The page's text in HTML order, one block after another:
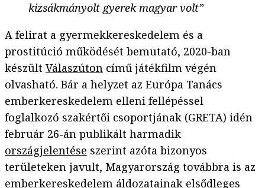
kizsákmányolt gyerek magyar volt”
A felirat a gyermekkereskedelem és a
prostitúció működését bemutató, 2020-ban
készült Válaszúton című játékfilm végén
olvasható. Bár a helyzet az Európa Tanács
emberkereskedelem elleni fellépéssel
foglalkozó szakértői csoportjának (GRETA) idén
február 26-án publikált harmadik
országjelentése szerint azóta bizonyos
területeken javult, Magyarország továbbra is az
emberkereskedelem áldozatainak elsődleges